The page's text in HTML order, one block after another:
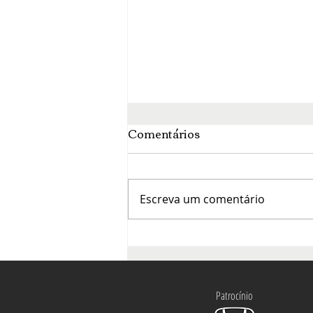
a cena cultural de Brasília
Comentários
Escreva um comentário
Patrocínio